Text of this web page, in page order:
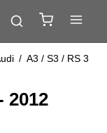
/ A3 / S3 / RS 3
2012